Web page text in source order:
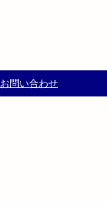
お問い合わせ